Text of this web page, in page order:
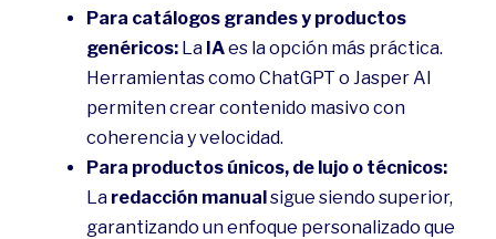
Para catálogos grandes y productos
genéricos: La IAes la opción más práctica.
Herramientas como ChatGPT o Jasper AI
permiten crear contenido masivo con
coherencia y velocidad.
Para productos únicos, de lujo o técnicos:
La redacción manualsigue siendo superior,
garantizando un enfoque personalizado que